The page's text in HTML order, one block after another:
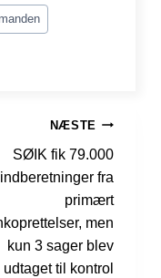
NÆSTE
SØIK fik 79.000
indberetninger fra
primært
men
kun 3 sager blev
udtaget til kontrol